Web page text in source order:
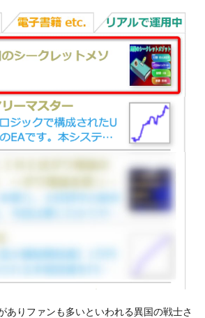
ありファンも多いといわれる異国の戦士さ